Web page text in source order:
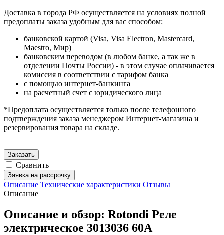
Доставка в города РФ осуществляется на условиях полной
предоплаты заказа удобным для вас способом:
банковской картой (Visa, Visa Electron, Mastercard,
Maestro, Мир)
банковским переводом (в любом банке, а так же в
отделении Почты России) - в этом случае оплачивается
комиссия в соответствии с тарифом банка
с помощью интернет-банкинга
на расчетный счет с юридического лица
*Предоплата осуществляется только после телефонного
подтверждения заказа менеджером Интернет-магазина и
резервирования товара на складе.
Заказать
Сравнить
Заявка на рассрочку
Описание Технические характеристики Отзывы
Описание
Описание и обзор: Rotondi Реле
электрическое 3013036 60A